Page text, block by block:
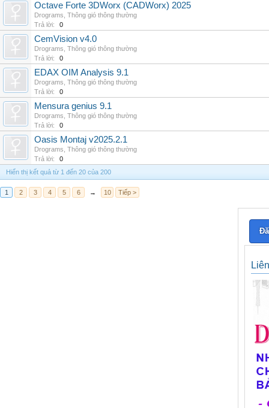
Octave Forte 3DWorx (CADWorx) 2025
Drograms Thông gió thông thường
Trả lời:
0
CemVision v4.0
Drograms Thông gió thông thường
Trả lời:
0
EDAX OIM Analysis 9.1
Drograms Thông gió thông thường
Trả lời:
0
Mensura genius 9.1
Drograms Thông gió thông thường
Trả lời:
0
Oasis Montaj v2025.2.1
Drograms Thông gió thông thường
Trả lời:
0
Hiển thị kết quả từ 1 đến 20 của 200
1 2 3 4 5 6 → 10 Tiếp >